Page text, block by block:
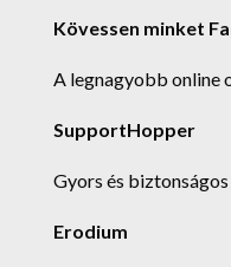
Kövessen minket
A legnagyobb online
SupportHopper
Gyors és
Erodium